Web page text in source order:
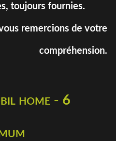
toujours fournies.
remercions de votre
compréhension.
home - 6